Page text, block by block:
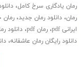
رمان یادگاری سرخ کامل،
رمان،دانلود رمان جدید،رمان
ایرانی pdf
،رمان pdf ،دانلود
دانلود رایگان رمان عاشقانه،